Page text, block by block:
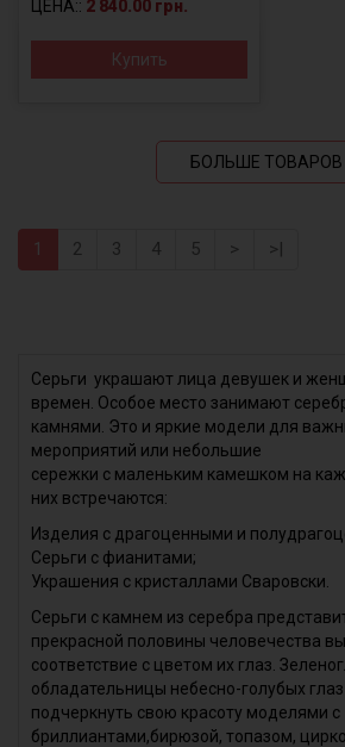
ЦЕНА:: 2 840.00 грн.
Купить
БОЛЬШЕ ТОВАРОВ
1 2 3 4 5 > >|
Серьги украшают лица девушек и
времен. Особое место занимают
камнями. Это и яркие модели для
мероприятий или небольшие
сережки с маленьким камешком на
них встречаются:
Изделия с драгоценными и
Серьги с фианитами;
Украшения с кристаллами Сваровски.
Серьги с камнем из серебра
прекрасной половины человечества
соответствие с цветом их глаз.
обладательницы небесно-голубых
подчеркнуть свою красоту моделями с
бриллиантами,бирюзой, топазом,